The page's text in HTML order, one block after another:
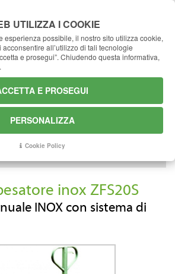
cercando?
TRAINO
inox ZFS20S
INOX con sistema di
UTILIZZA I COOKIE
esperienza possibile, il nostro sito utilizza cookie,
acconsentire all’utilizzo di tali tecnologie
e prosegui”. Chiudendo questa informativa,
E PROSEGUI
PERSONALIZZA
Cookie Policy